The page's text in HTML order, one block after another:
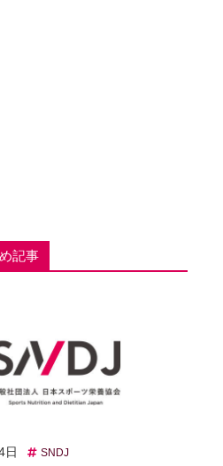
記事
日 SNDJ